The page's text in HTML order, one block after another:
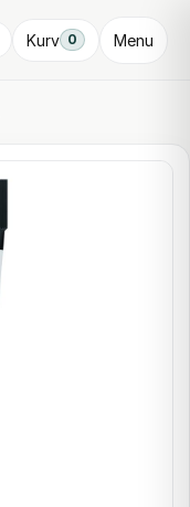
Kurv 0 Menu